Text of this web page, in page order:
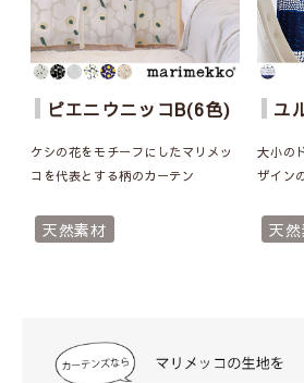
ピエニウニッコB(6色)
ケシの花をモチーフにしたマリメッ
コを代表とする柄のカーテン
天然素材
ユ
大小の
ザイン
天